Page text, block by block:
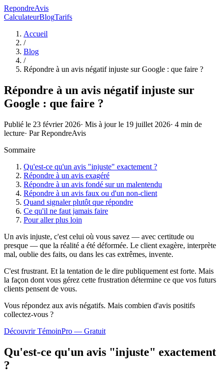
RepondreAvis
CalculateurBlogTarifs
Accueil
/
Blog
/
Répondre à un avis négatif injuste sur Google : que faire ?
Répondre à un avis négatif injuste sur
Google : que faire ?
Publié le 23 février 2026· Mis à jour le 19 juillet 2026· 4 min de
lecture· ParRepondreAvis
Sommaire
Qu'est-ce qu'un avis "injuste" exactement ?
Répondre à un avis exagéré
Répondre à un avis fondé sur un malentendu
Répondre à un avis faux ou d'un non-client
Quand signaler plutôt que répondre
Ce qu'il ne faut jamais faire
Pour aller plus loin
Un avis injuste, c'est celui où vous savez — avec certitude ou
presque — que la réalité a été déformée. Le client exagère, interprète
mal, oublie des faits, ou dans les cas extrêmes, invente.
C'est frustrant. Et la tentation de le dire publiquement est forte. Mais
la façon dont vous gérez cette frustration détermine ce que vos futurs
clients pensent de vous.
Vous répondez aux avis négatifs. Mais combien d'avis positifs
collectez-vous ?
Découvrir TémoinPro — Gratuit
Qu'est-ce qu'un avis "injuste" exactement
?